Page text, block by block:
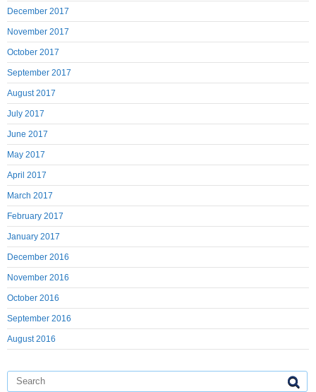
December 2017
November 2017
October 2017
September 2017
August 2017
July 2017
June 2017
May 2017
April 2017
March 2017
February 2017
January 2017
December 2016
November 2016
October 2016
September 2016
August 2016